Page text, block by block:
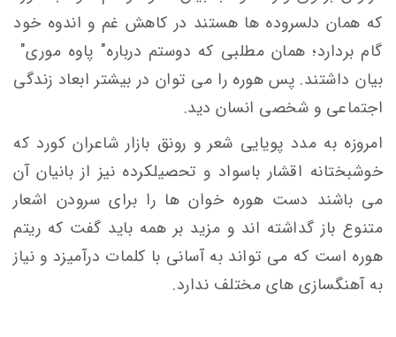
که همان دلسروده ها هستند در کاهش غم و اندوه خود
گام بردارد؛ همان مطلبی که دوستم درباره" پاوه موری"
بیان داشتند. پس هوره را می توان در بیشتر ابعاد زندگی
اجتماعی و شخصی انسان دید.
امروزه به مدد پویایی شعر و رونق بازار شاعران کورد که
خوشبختانه اقشار باسواد و تحصیلکرده نیز از بانیان آن
می باشند دست هوره خوان ها را برای سرودن اشعار
متنوع باز گداشته اند و مزید بر همه باید گفت که ریتم
هوره است که می تواند به آسانی با کلمات درآمیزد و نیاز
به آهنگسازی های مختلف ندارد.